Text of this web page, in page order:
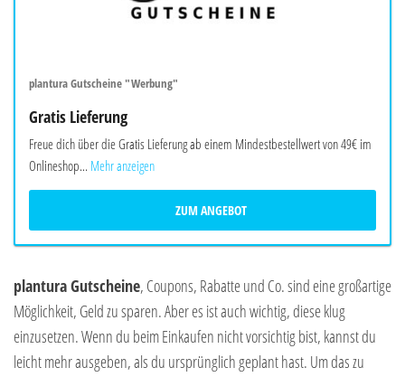
plantura Gutscheine "Werbung"
Gratis Lieferung
Freue dich über die Gratis Lieferung ab einem Mindestbestellwert von 49€ im
Onlineshop... Mehr anzeigen
ZUM ANGEBOT
plantura Gutscheine, Coupons, Rabatte und Co. sind eine großartige
Möglichkeit, Geld zu sparen. Aber es ist auch wichtig, diese klug
einzusetzen. Wenn du beim Einkaufen nicht vorsichtig bist, kannst du
leicht mehr ausgeben, als du ursprünglich geplant hast. Um das zu